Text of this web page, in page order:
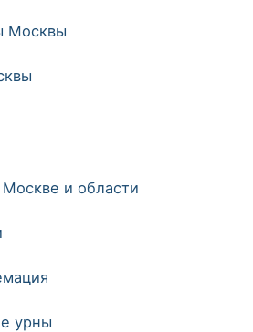
Москвы
и области
урны